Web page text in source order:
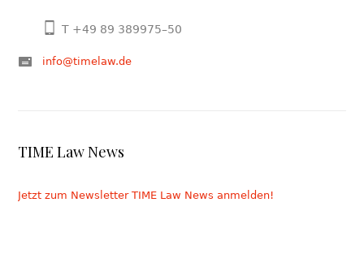
T +49 89 389975–50
info@timelaw.de
TIME Law News
Jetzt zum Newsletter TIME Law News anmelden!